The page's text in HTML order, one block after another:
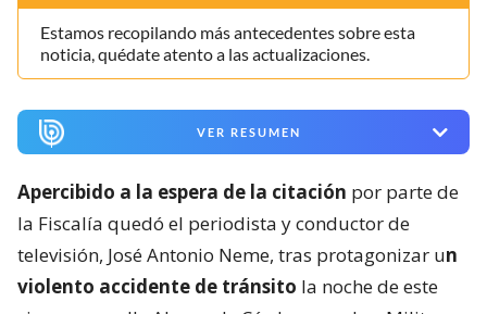
Estamos recopilando más antecedentes sobre esta
noticia, quédate atento a las actualizaciones.
VER RESUMEN
Apercibido a la espera de la citación por parte de
la Fiscalía quedó el periodista y conductor de
televisión, José Antonio Neme, tras protagonizar un
violento accidente de tránsito la noche de este